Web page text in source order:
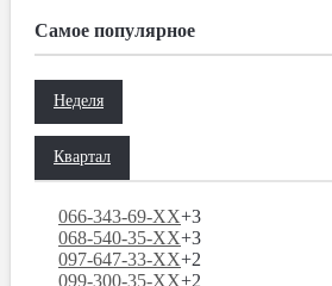
Самое популярное
Неделя
Квартал
066-343-69-XX+3
068-540-35-XX+3
097-647-33-XX+2
099-300-35-XX+2